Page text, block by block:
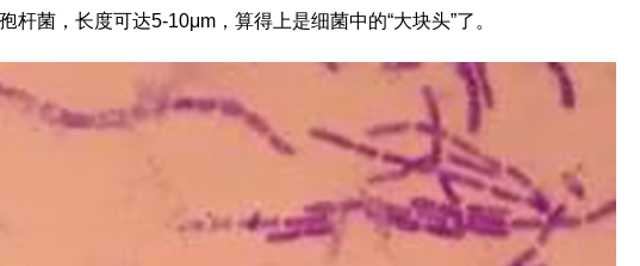
杆菌，长度可达5-10μm，算得上是细菌中的“大块头”了。